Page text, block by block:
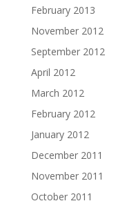
February 2013
November 2012
September 2012
April 2012
March 2012
February 2012
January 2012
December 2011
November 2011
October 2011